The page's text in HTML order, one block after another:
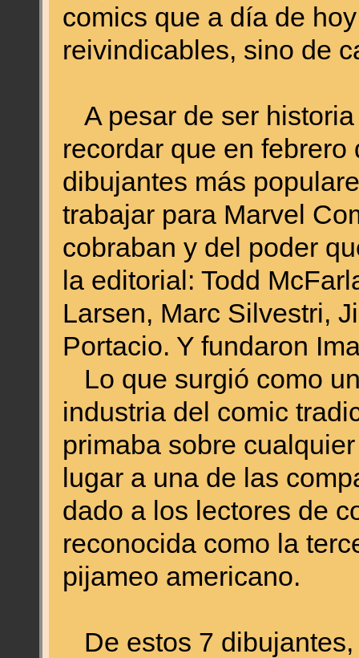
comics que a día de
reivindicables, sino de
A pesar de ser
recordar que en
dibujantes más
trabajar para Marvel
cobraban y del poder
la editorial: Todd
Larsen, Marc Silvestri,
Portacio. Y fundaron
Lo que surgió como
industria del comic
primaba sobre
lugar a una de las
dado a los lectores de
reconocida como la
pijameo americano.
De estos 7